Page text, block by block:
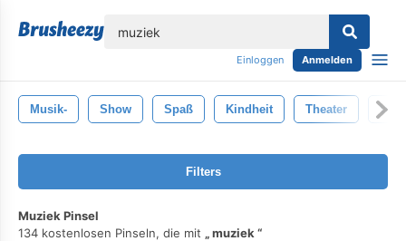
Einloggen Anmelden
Musik- Show Spaß Kindheit Theater
Filters
Muziek Pinsel
134 kostenlosen Pinseln, die mit
muziek